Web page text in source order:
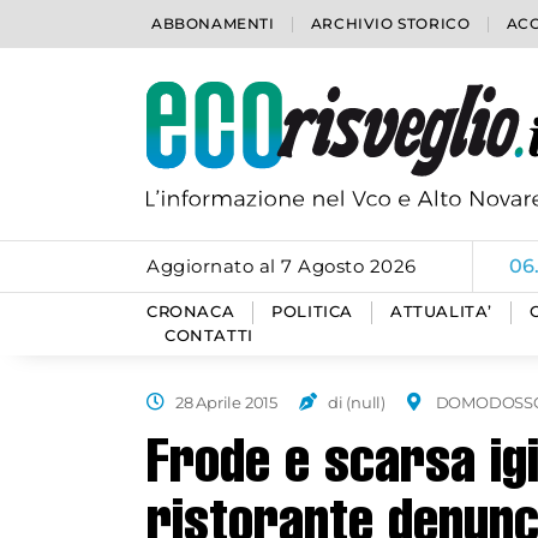
ABBONAMENTI ARCHIVIO STORICO
Aggiornato al 7 Agosto 2026
CRONACA POLITICA ATTUALITA’
CONTATTI
28 Aprile 2015 di (null)
Frode e scarsa